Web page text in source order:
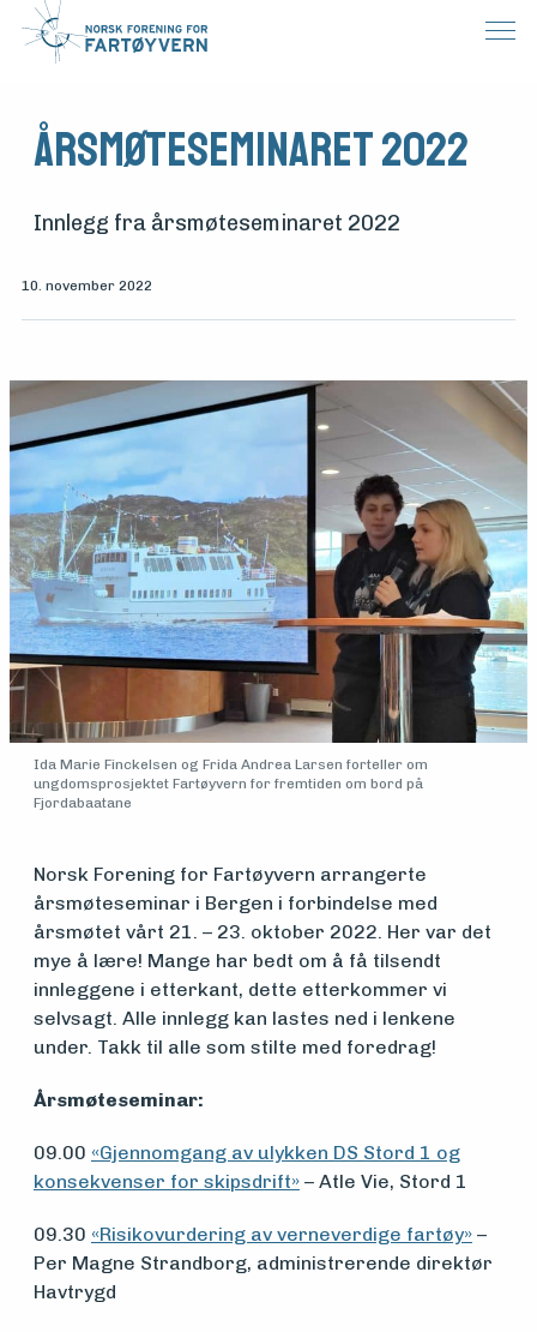
Medlemsfartøy
Søk
om
midler
Vern,
vedlikehold
og drift
Om
foreningen
Årsmøteseminaret 2022
Innlegg fra årsmøteseminaret 2022
10. november 2022
Ida Marie Finckelsen og Frida Andrea Larsen forteller om
ungdomsprosjektet Fartøyvern for fremtiden om bord på
Fjordabaatane
Norsk Forening for Fartøyvern arrangerte
årsmøteseminar i Bergen i forbindelse med
årsmøtet vårt 21. – 23. oktober 2022. Her var det
mye å lære! Mange har bedt om å få tilsendt
innleggene i etterkant, dette etterkommer vi
selvsagt. Alle innlegg kan lastes ned i lenkene
under. Takk til alle som stilte med foredrag!
Årsmøteseminar:
09.00 «Gjennomgang av ulykken DS Stord 1 og
konsekvenser for skipsdrift» – Atle Vie, Stord 1
09.30 «Risikovurdering av verneverdige fartøy» –
Per Magne Strandborg, administrerende direktør
Havtrygd